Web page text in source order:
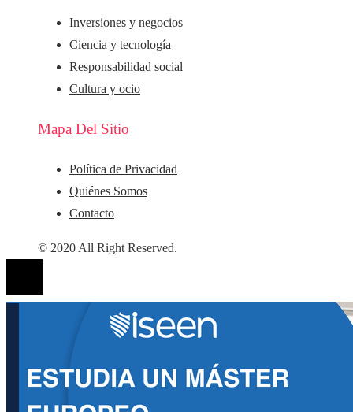
Inversiones y negocios
Ciencia y tecnología
Responsabilidad social
Cultura y ocio
Mapa Del Sitio
Política de Privacidad
Quiénes Somos
Contacto
© 2020 All Right Reserved.